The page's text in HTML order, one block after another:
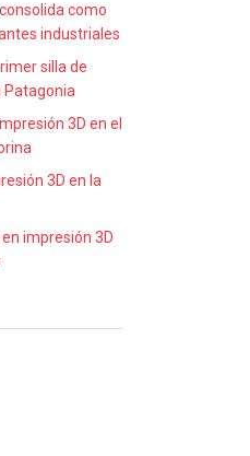
como
industriales
silla de
Patagonia
3D en el
3D en la
impresión 3D